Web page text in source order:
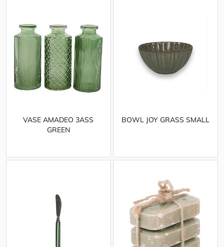
VASE AMADEO 3ASS
GREEN
BOWL JOY GRASS SMALL